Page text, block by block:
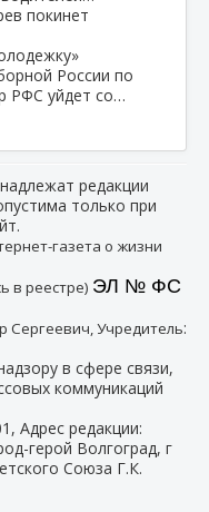
покинет
России по
РФС уйдет со…
редакции
только при
газета о жизни
в реестре) ЭЛ № ФС
Сергеевич, Учредитель:
в сфере связи,
коммуникаций
, Адрес редакции:
герой Волгоград, г
Союза Г.К.